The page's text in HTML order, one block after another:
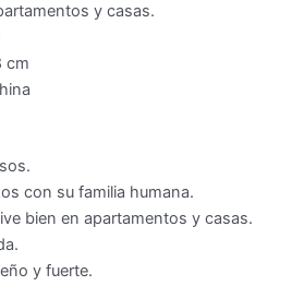
y casas.
cm
con su familia humana.
bien en apartamentos y casas.
y fuerte.